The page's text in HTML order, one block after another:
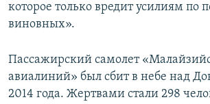
которое только вредит усилиям по
виновных».
Пассажирский самолет
авиалиний» был сбит в небе над
2014 года. Жертвами стали 298